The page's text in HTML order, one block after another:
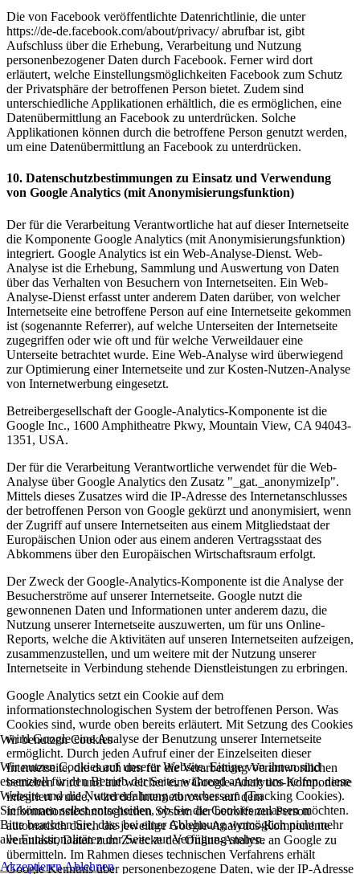
Die von Facebook veröffentlichte Datenrichtlinie, die unter
https://de-de.facebook.com/about/privacy/ abrufbar ist, gibt
Aufschluss über die Erhebung, Verarbeitung und Nutzung
personenbezogener Daten durch Facebook. Ferner wird dort
erläutert, welche Einstellungsmöglichkeiten Facebook zum Schutz
der Privatsphäre der betroffenen Person bietet. Zudem sind
unterschiedliche Applikationen erhältlich, die es ermöglichen, eine
Datenübermittlung an Facebook zu unterdrücken. Solche
Applikationen können durch die betroffene Person genutzt werden,
um eine Datenübermittlung an Facebook zu unterdrücken.
10. Datenschutzbestimmungen zu Einsatz und Verwendung
von Google Analytics (mit Anonymisierungsfunktion)
Der für die Verarbeitung Verantwortliche hat auf dieser Internetseite
die Komponente Google Analytics (mit Anonymisierungsfunktion)
integriert. Google Analytics ist ein Web-Analyse-Dienst. Web-
Analyse ist die Erhebung, Sammlung und Auswertung von Daten
über das Verhalten von Besuchern von Internetseiten. Ein Web-
Analyse-Dienst erfasst unter anderem Daten darüber, von welcher
Internetseite eine betroffene Person auf eine Internetseite gekommen
ist (sogenannte Referrer), auf welche Unterseiten der Internetseite
zugegriffen oder wie oft und für welche Verweildauer eine
Unterseite betrachtet wurde. Eine Web-Analyse wird überwiegend
zur Optimierung einer Internetseite und zur Kosten-Nutzen-Analyse
von Internetwerbung eingesetzt.
Betreibergesellschaft der Google-Analytics-Komponente ist die
Google Inc., 1600 Amphitheatre Pkwy, Mountain View, CA 94043-
1351, USA.
Der für die Verarbeitung Verantwortliche verwendet für die Web-
Analyse über Google Analytics den Zusatz "_gat._anonymizeIp".
Mittels dieses Zusatzes wird die IP-Adresse des Internetanschlusses
der betroffenen Person von Google gekürzt und anonymisiert, wenn
der Zugriff auf unsere Internetseiten aus einem Mitgliedstaat der
Europäischen Union oder aus einem anderen Vertragsstaat des
Abkommens über den Europäischen Wirtschaftsraum erfolgt.
Der Zweck der Google-Analytics-Komponente ist die Analyse der
Besucherströme auf unserer Internetseite. Google nutzt die
gewonnenen Daten und Informationen unter anderem dazu, die
Nutzung unserer Internetseite auszuwerten, um für uns Online-
Reports, welche die Aktivitäten auf unseren Internetseiten aufzeigen,
zusammenzustellen, und um weitere mit der Nutzung unserer
Internetseite in Verbindung stehende Dienstleistungen zu erbringen.
Google Analytics setzt ein Cookie auf dem
informationstechnologischen System der betroffenen Person. Was
Cookies sind, wurde oben bereits erläutert. Mit Setzung des Cookies
wird Google eine Analyse der Benutzung unserer Internetseite
ermöglicht. Durch jeden Aufruf einer der Einzelseiten dieser
Internetseite, die durch den für die Verarbeitung Verantwortlichen
betrieben wird und auf welcher eine Google-Analytics-Komponente
integriert wurde, wird der Internetbrowser auf dem
informationstechnologischen System der betroffenen Person
automatisch durch die jeweilige Google-Analytics-Komponente
veranlasst, Daten zum Zwecke der Online-Analyse an Google zu
übermitteln. Im Rahmen dieses technischen Verfahrens erhält
Google Kenntnis über personenbezogene Daten, wie der IP-Adresse
Wir benutzen Cookies
Wir nutzen Cookies auf unserer Website. Einige von ihnen sind
essenziell für den Betrieb der Seite, während andere uns helfen, diese
Website und die Nutzererfahrung zu verbessern (Tracking Cookies).
Sie können selbst entscheiden, ob Sie die Cookies zulassen möchten.
Bitte beachten Sie, dass bei einer Ablehnung womöglich nicht mehr
alle Funktionalitäten der Seite zur Verfügung stehen.
AkzeptierenAblehnen